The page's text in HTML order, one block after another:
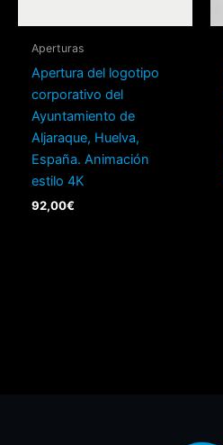
Aperturas
Apertura del logotipo
corporativo del
Ayuntamiento de
Aljaraque, Huelva,
España. Animación
estilo 4K
92,00€